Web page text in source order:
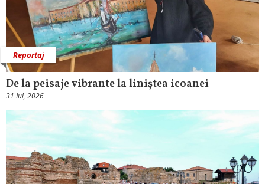
Reportaj
De la peisaje vibrante la liniștea icoanei
31 Iul, 2026